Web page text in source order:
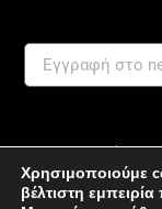
Με την εγγραφή σας
Όρους &
Χρησιμοποιούμε
βέλτιστη